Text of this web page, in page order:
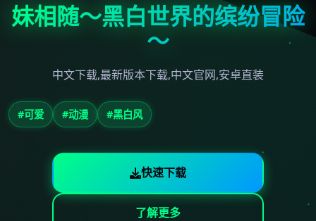
妹相随～黑白世界的缤纷冒险
～
中文下载,最新版本下载,中文官网,安卓直装
#可爱 #动漫 #黑白风
快速下载
了解更多